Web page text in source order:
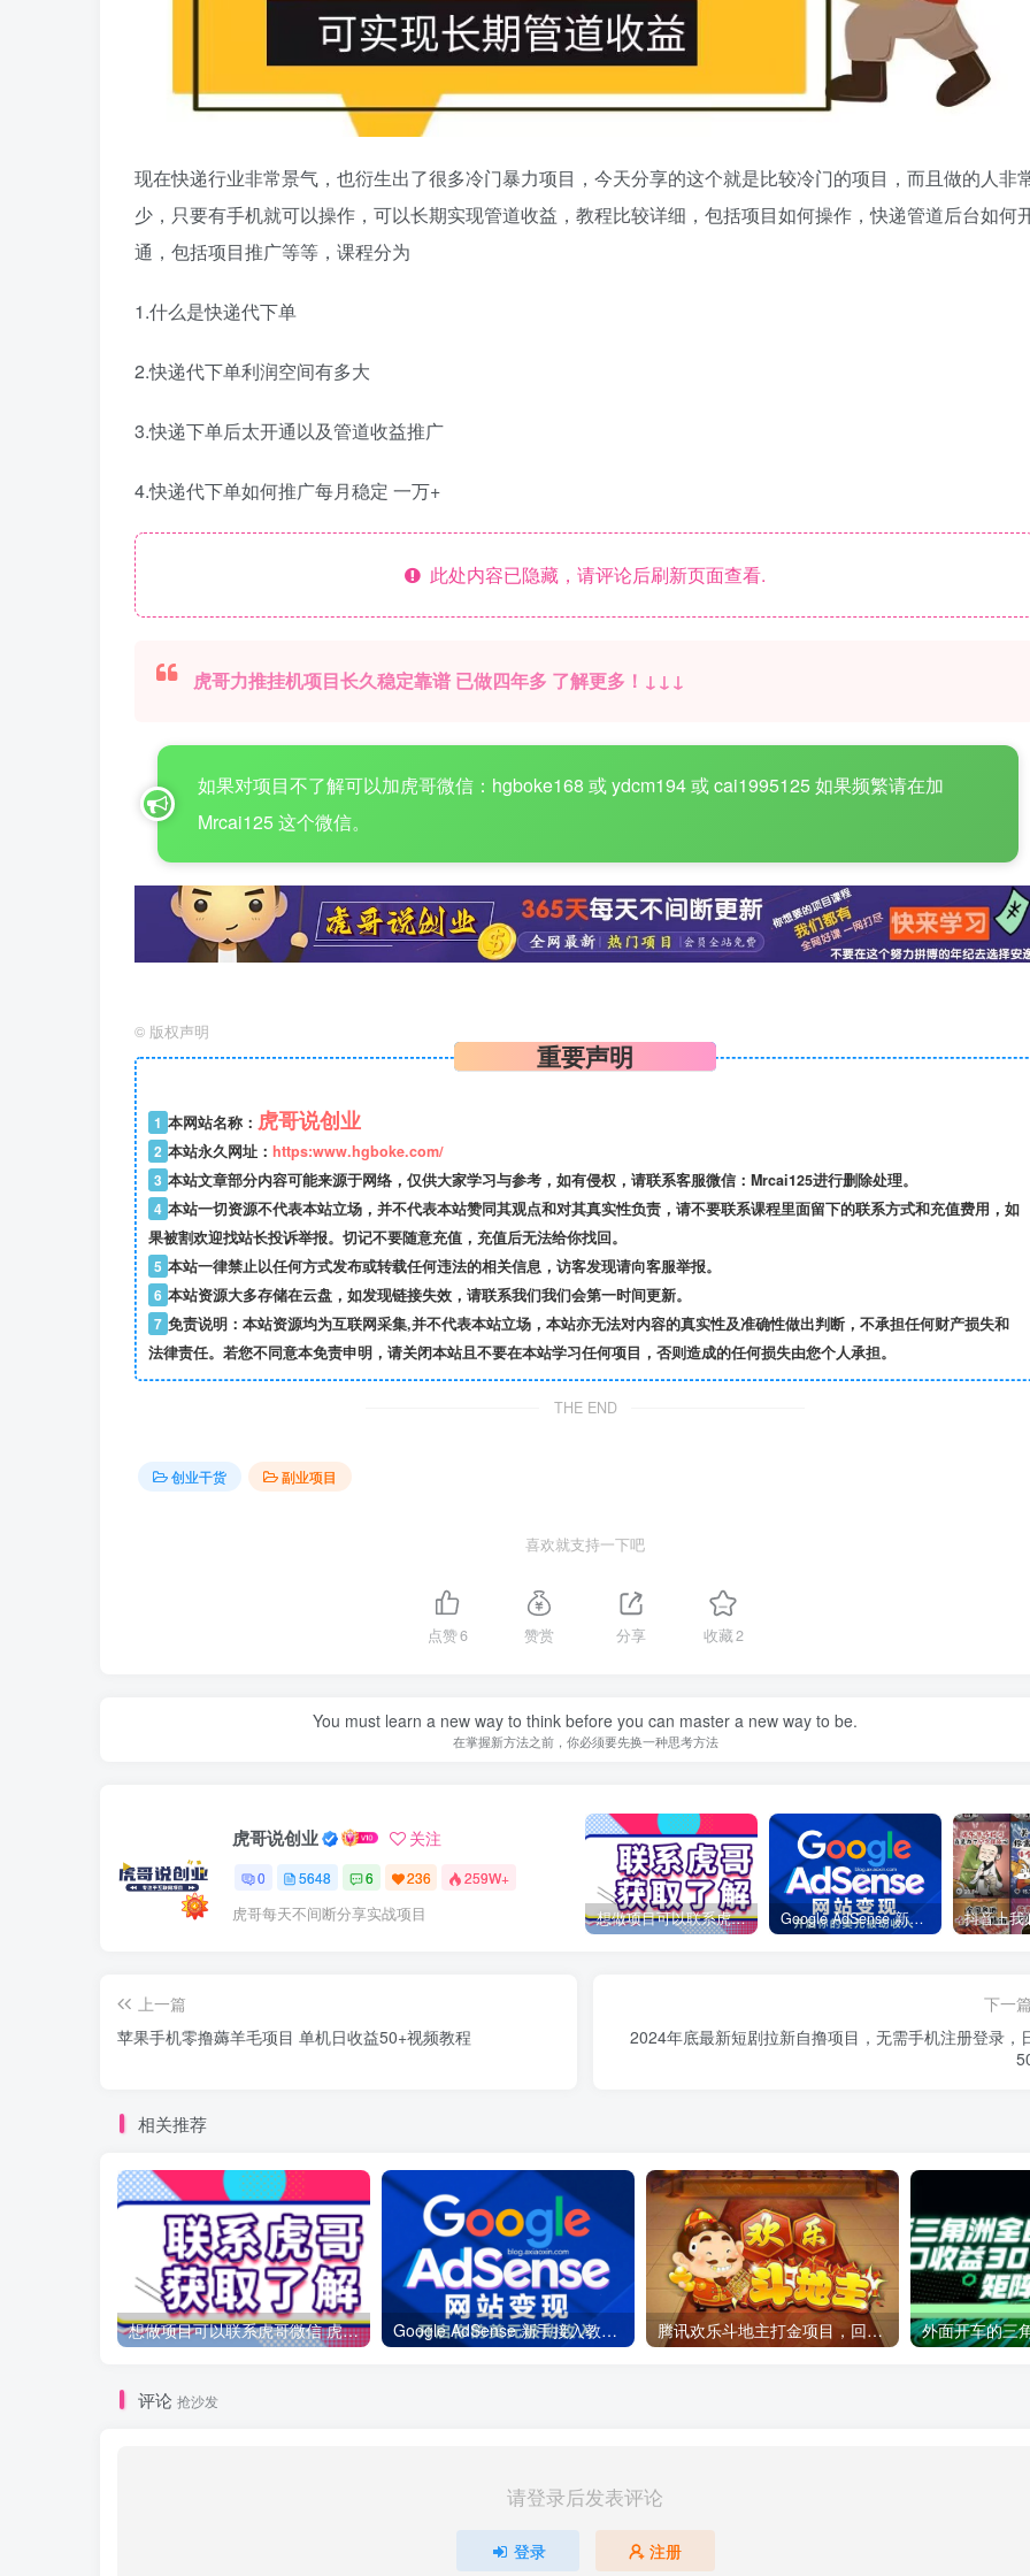
现在快递行业非常景气，也衍生出了很多冷门暴力项目，今天分享的这个就是比较冷门的项目，而且做的人非
少，只要有手机就可以操作，可以长期实现管道收益，教程比较详细，包括项目如何操作，快递管道后台如何
通，包括项目推广等等，课程分为
1.什么是快递代下单
2.快递代下单利润空间有多大
3.快递下单后太开通以及管道收益推广
4.快递代下单如何推广每月稳定 一万+
此处内容已隐藏，请评论后刷新页面查看.
虎哥力推挂机项目长久稳定靠谱 已做四年多 了解更多！↓↓↓
如果对项目不了解可以加虎哥微信：hgboke168 或 ydcm194 或 cai1995125 如果频繁请在加
Mrcai125 这个微信。
© 版权声明
重要声明
1 本网站名称： 虎哥说创业
2 本站永久网址： https:www.hgboke.com/
3 本站文章部分内容可能来源于网络，仅供大家学习与参考，如有侵权，请联系客服微信：Mrcai125进行删除处理。
4 本站一切资源不代表本站立场，并不代表本站赞同其观点和对其真实性负责，请不要联系课程里面留下的联系方式和充值费用，如
果被割欢迎找站长投诉举报。切记不要随意充值，充值后无法给你找回。
5 本站一律禁止以任何方式发布或转载任何违法的相关信息，访客发现请向客服举报。
6 本站资源大多存储在云盘，如发现链接失效，请联系我们我们会第一时间更新。
7 免责说明：本站资源均为互联网采集,并不代表本站立场，本站亦无法对内容的真实性及准确性做出判断，不承担任何财产损失和
法律责任。若您不同意本免责申明，请关闭本站且不要在本站学习任何项目，否则造成的任何损失由您个人承担。
THE END
创业干货 副业项目
喜欢就支持一下吧
点赞6 赞赏 分享 收藏2
You must learn a new way to think before you can master a new way to be.
在掌握新方法之前，你必须要先换一种思考方法
虎哥说创业 关注
0 5648 6 236 259W+
虎哥每天不间断分享实战项目 想做项目可以联系虎哥微信 虎哥一对一解答并且远程视频教学 Google AdSense 新手接入教程：虎哥手把手教你用网站赚取美元收入
上一篇
苹果手机零撸薅羊毛项目 单机日收益50+视频教程
下一
2024年底最新短剧拉新自撸项目，无需手机注册登录，
相关推荐
想做项目可以联系虎哥微信 虎哥一对一解答并且远程视频教学 Google AdSense 新手接入教程：虎哥手把手教你用网站赚取美元收入 腾讯欢乐斗地主打金项目，回收欢乐豆 一台电脑日收益500+
评论 抢沙发
请登录后发表评论
登录 注册